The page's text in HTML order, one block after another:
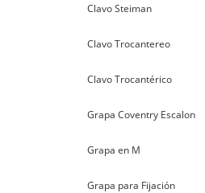
Clavo Steiman
Clavo Trocantereo
Clavo Trocantérico
Grapa Coventry Escalon
Grapa en M
Grapa para Fijación